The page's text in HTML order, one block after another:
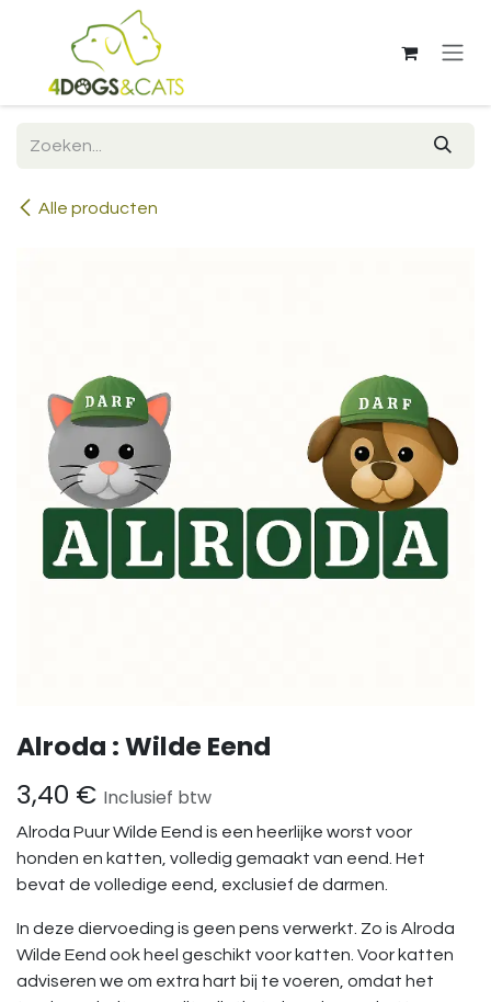
Overslaan naar inhoud
Alle producten
Alroda : Wilde Eend
3,40 € Inclusief btw
Alroda Puur Wilde Eend is een heerlijke worst voor
honden en katten, volledig gemaakt van eend. Het
bevat de volledige eend, exclusief de darmen.
In deze diervoeding is geen pens verwerkt. Zo is Alroda
Wilde Eend ook heel geschikt voor katten. Voor katten
adviseren we om extra hart bij te voeren, omdat het